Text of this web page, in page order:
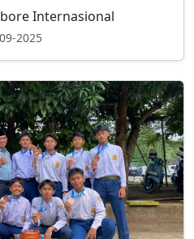
Internasional
2025